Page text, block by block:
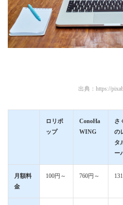
出典： https://
ロリポ
ップ
ConoHa
WING
さ
の
タ
ー
月額料
金
100円～ 760円～